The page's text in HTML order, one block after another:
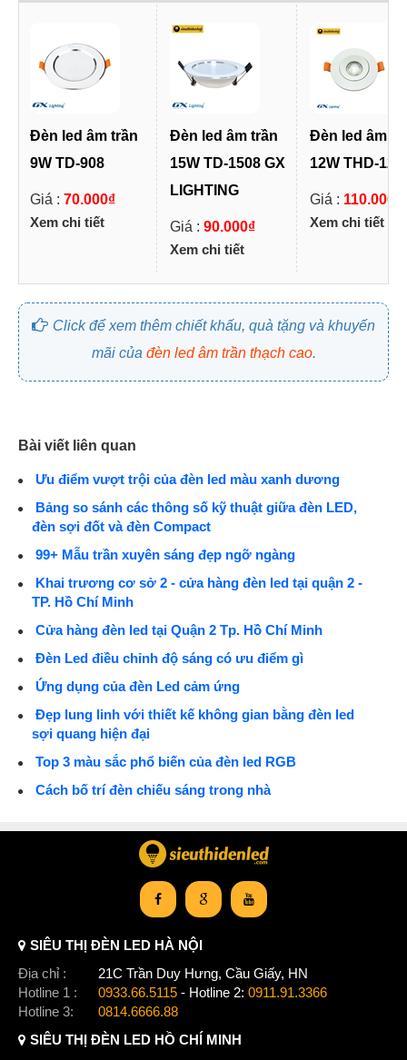
Đèn led âm trần
9W TD-908
Giá :70.000₫
Xem chi tiết
Đèn led âm trần
15W TD-1508 GX
LIGHTING
Giá :90.000₫
Xem chi tiết
Đèn led âm
12W THD-
Giá : 110.000₫
Xem chi tiết
Click để xem thêm chiết khấu, quà tặng và khuyến
mãi của đèn led âm trần thạch cao.
Bài viết liên quan
Ưu điểm vượt trội của đèn led màu xanh dương
Bảng so sánh các thông số kỹ thuật giữa đèn LED,
đèn sợi đốt và đèn Compact
99+ Mẫu trần xuyên sáng đẹp ngỡ ngàng
Khai trương cơ sở 2 - cửa hàng đèn led tại quận 2 -
TP. Hồ Chí Minh
Cửa hàng đèn led tại Quận 2 Tp. Hồ Chí Minh
Đèn Led điều chỉnh độ sáng có ưu điểm gì
Ứng dụng của đèn Led cảm ứng
Đẹp lung linh với thiết kế không gian bằng đèn led
sợi quang hiện đại
Top 3 màu sắc phổ biến của đèn led RGB
Cách bố trí đèn chiếu sáng trong nhà
SIÊU THỊ ĐÈN LED HÀ NỘI
Địa chỉ :
21C Trần Duy Hưng, Cầu Giấy, HN
Hotline 1 :
0933.66.5115 - Hotline 2: 0911.91.3366
Hotline 3:
0814.6666.88
SIÊU THỊ ĐÈN LED HỒ CHÍ MINH